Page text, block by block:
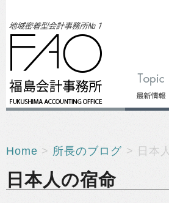
Home > 所長のブログ > 日本
日本人の宿命